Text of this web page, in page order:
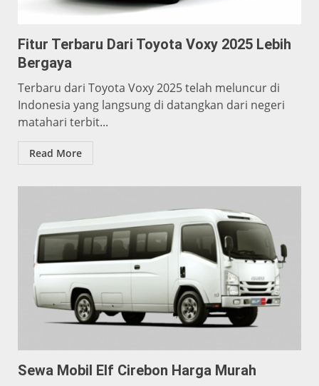
Fitur Terbaru Dari Toyota Voxy 2025 Lebih
Bergaya
Terbaru dari Toyota Voxy 2025 telah meluncur di
Indonesia yang langsung di datangkan dari negeri
matahari terbit...
Read More
Sewa Mobil Elf Cirebon Harga Murah